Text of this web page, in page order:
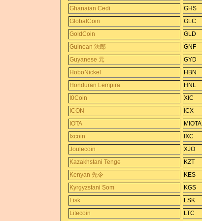
Ghanaian Cedi
GHS
GlobalCoin
GLC
GoldCoin
GLD
Guinean 法郎
GNF
Guyanese 元
GYD
HoboNickel
HBN
Honduran Lempira
HNL
I0Coin
XIC
ICON
ICX
IOTA
MIOTA
Ixcoin
IXC
Joulecoin
XJO
Kazakhstani Tenge
KZT
Kenyan 先令
KES
Kyrgyzstani Som
KGS
Lisk
LSK
Litecoin
LTC